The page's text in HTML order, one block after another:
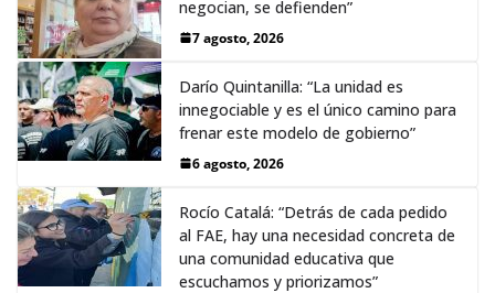
negocian, se defienden”
7 agosto, 2026
Darío Quintanilla: “La unidad es
innegociable y es el único camino para
frenar este modelo de gobierno”
6 agosto, 2026
Rocío Catalá: “Detrás de cada pedido
al FAE, hay una necesidad concreta de
una comunidad educativa que
escuchamos y priorizamos”